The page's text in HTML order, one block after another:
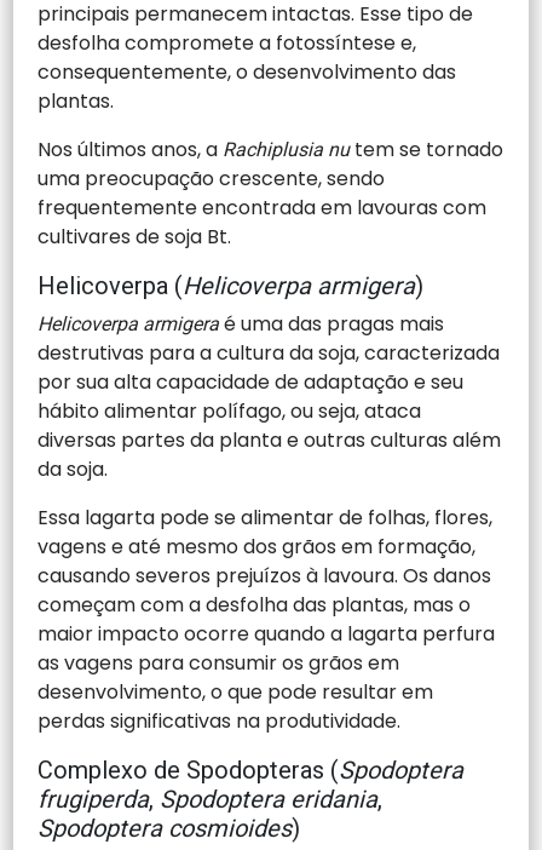
principais permanecem intactas. Esse tipo de
desfolha compromete a fotossíntese e,
consequentemente, o desenvolvimento das
plantas.
Nos últimos anos, a Rachiplusia nutem se tornado
uma preocupação crescente, sendo
frequentemente encontrada em lavouras com
cultivares de soja Bt.
Helicoverpa (Helicoverpa armigera)
Helicoverpa armigera é uma das pragas mais
destrutivas para a cultura da soja, caracterizada
por sua alta capacidade de adaptação e seu
hábito alimentar polífago, ou seja, ataca
diversas partes da planta e outras culturas além
da soja.
Essa lagarta pode se alimentar de folhas, flores,
vagens e até mesmo dos grãos em formação,
causando severos prejuízos à lavoura. Os danos
começam com a desfolha das plantas, mas o
maior impacto ocorre quando a lagarta perfura
as vagens para consumir os grãos em
desenvolvimento, o que pode resultar em
perdas significativas na produtividade.
Complexo de Spodopteras (Spodoptera
frugiperda, Spodoptera eridania,
Spodoptera cosmioides)